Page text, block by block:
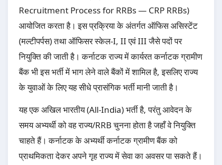
Recruitment Process for RRBs — CRP RRBs)
आयोजित करता है। इस प्रक्रिया के अंतर्गत ऑफिस असिस्टेंट
(मल्टीपर्पस) तथा ऑफिसर स्केल-I, II एवं III जैसे पदों पर
नियुक्ति की जाती है। कर्नाटक राज्य में कार्यरत कर्नाटक ग्रामीण
बैंक भी इस भर्ती में भाग लेने वाले बैंकों में शामिल है, इसलिए राज्य
के युवाओं के लिए यह सीधे प्रासंगिक भर्ती मानी जाती है।
यह एक अखिल भारतीय (All-India) भर्ती है, परंतु आवेदन के
समय अभ्यर्थी को वह राज्य/RRB चुनना होता है जहाँ वे नियुक्ति
चाहते हैं। कर्नाटक के अभ्यर्थी कर्नाटक ग्रामीण बैंक को
प्राथमिकता देकर अपने गृह राज्य में सेवा का अवसर पा सकते हैं।